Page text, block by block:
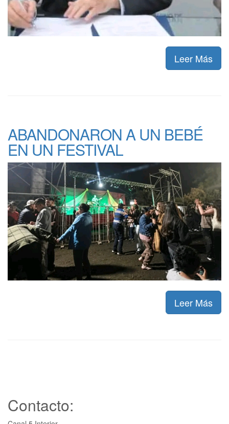
Leer Más
ABANDONARON A UN BEBÉ
EN UN FESTIVAL
Leer Más
Contacto: